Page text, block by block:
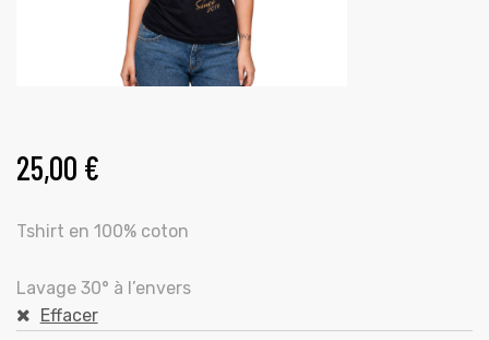
25,00 €
Tshirt en 100% coton
Lavage 30° à l’envers
Effacer